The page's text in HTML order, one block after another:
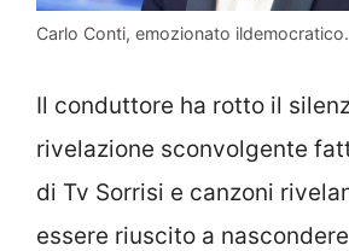
Carlo Conti, emozionato
Il conduttore ha rotto il
rivelazione sconvolgente
di Tv Sorrisi e canzoni
essere riuscito a